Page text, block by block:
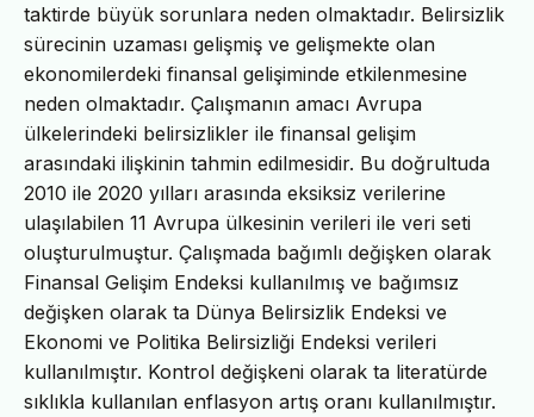
taktirde büyük sorunlara neden olmaktadır. Belirsizlik
sürecinin uzaması gelişmiş ve gelişmekte olan
ekonomilerdeki finansal gelişiminde etkilenmesine
neden olmaktadır. Çalışmanın amacı Avrupa
ülkelerindeki belirsizlikler ile finansal gelişim
arasındaki ilişkinin tahmin edilmesidir. Bu doğrultuda
2010 ile 2020 yılları arasında eksiksiz verilerine
ulaşılabilen 11 Avrupa ülkesinin verileri ile veri seti
oluşturulmuştur. Çalışmada bağımlı değişken olarak
Finansal Gelişim Endeksi kullanılmış ve bağımsız
değişken olarak ta Dünya Belirsizlik Endeksi ve
Ekonomi ve Politika Belirsizliği Endeksi verileri
kullanılmıştır. Kontrol değişkeni olarak ta literatürde
sıklıkla kullanılan enflasyon artış oranı kullanılmıştır.